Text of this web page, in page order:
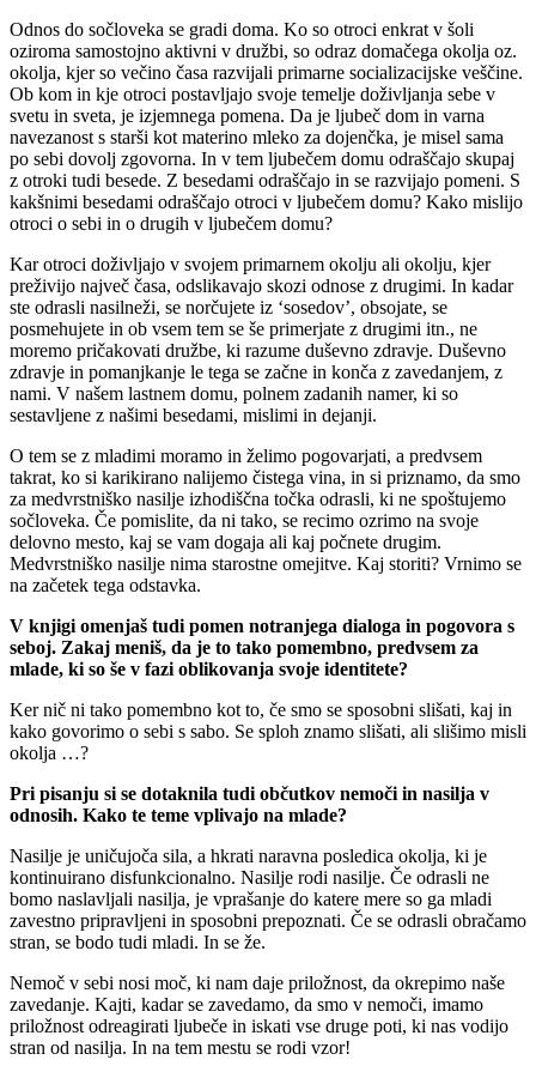
Odnos do sočloveka se gradi doma. Ko so otroci enkrat v šoli
oziroma samostojno aktivni v družbi, so odraz domačega okolja oz.
okolja, kjer so večino časa razvijali primarne socializacijske veščine.
Ob kom in kje otroci postavljajo svoje temelje doživljanja sebe v
svetu in sveta, je izjemnega pomena. Da je ljubeč dom in varna
navezanost s starši kot materino mleko za dojenčka, je misel sama
po sebi dovolj zgovorna. In v tem ljubečem domu odraščajo skupaj
z otroki tudi besede. Z besedami odraščajo in se razvijajo pomeni. S
kakšnimi besedami odraščajo otroci v ljubečem domu? Kako mislijo
otroci o sebi in o drugih v ljubečem domu?
Kar otroci doživljajo v svojem primarnem okolju ali okolju, kjer
preživijo največ časa, odslikavajo skozi odnose z drugimi. In kadar
ste odrasli nasilneži, se norčujete iz ‘sosedov’, obsojate, se
posmehujete in ob vsem tem se še primerjate z drugimi itn., ne
moremo pričakovati družbe, ki razume duševno zdravje. Duševno
zdravje in pomanjkanje le tega se začne in konča z zavedanjem, z
nami. V našem lastnem domu, polnem zadanih namer, ki so
sestavljene z našimi besedami, mislimi in dejanji.
O tem se z mladimi moramo in želimo pogovarjati, a predvsem
takrat, ko si karikirano nalijemo čistega vina, in si priznamo, da smo
za medvrstniško nasilje izhodiščna točka odrasli, ki ne spoštujemo
sočloveka. Če pomislite, da ni tako, se recimo ozrimo na svoje
delovno mesto, kaj se vam dogaja ali kaj počnete drugim.
Medvrstniško nasilje nima starostne omejitve. Kaj storiti? Vrnimo se
na začetek tega odstavka.
V knjigi omenjaš tudi pomen notranjega dialoga in pogovora s
seboj. Zakaj meniš, da je to tako pomembno, predvsem za
mlade, ki so še v fazi oblikovanja svoje identitete?
Ker nič ni tako pomembno kot to, če smo se sposobni slišati, kaj in
kako govorimo o sebi s sabo. Se sploh znamo slišati, ali slišimo misli
okolja …?
Pri pisanju si se dotaknila tudi občutkov nemoči in nasilja v
odnosih. Kako te teme vplivajo na mlade?
Nasilje je uničujoča sila, a hkrati naravna posledica okolja, ki je
kontinuirano disfunkcionalno. Nasilje rodi nasilje. Če odrasli ne
bomo naslavljali nasilja, je vprašanje do katere mere so ga mladi
zavestno pripravljeni in sposobni prepoznati. Če se odrasli obračamo
stran, se bodo tudi mladi. In se že.
Nemoč v sebi nosi moč, ki nam daje priložnost, da okrepimo naše
zavedanje. Kajti, kadar se zavedamo, da smo v nemoči, imamo
priložnost odreagirati ljubeče in iskati vse druge poti, ki nas vodijo
stran od nasilja. In na tem mestu se rodi vzor!